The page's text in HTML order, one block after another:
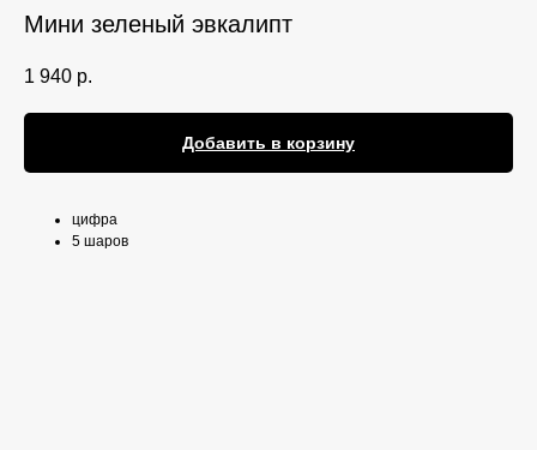
Мини зеленый эвкалипт
1 940 р.
Добавить в корзину
цифра
5 шаров